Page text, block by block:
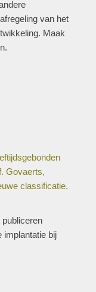
van het
Maak
Govaerts,
classificatie.
implantatie bij